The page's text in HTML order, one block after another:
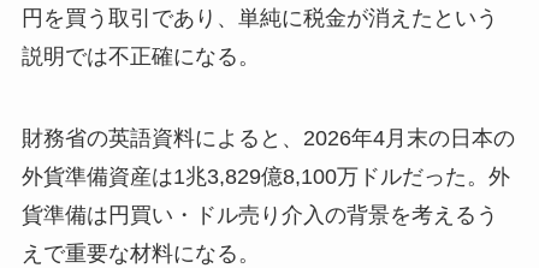
円を買う取引であり、単純に税金が消えたという
説明では不正確になる。
財務省の英語資料によると、2026年4月末の日本の
外貨準備資産は1兆3,829億8,100万ドルだった。外
貨準備は円買い・ドル売り介入の背景を考えるう
えで重要な材料になる。